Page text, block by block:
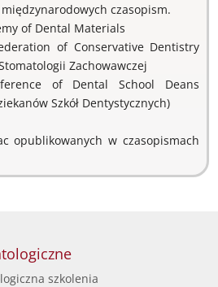
czasopism.
of Dental Materials
of Conservative Dentistry
Zachowawczej
of Dental School Deans
Szkół Dentystycznych)
opublikowanych w czasopismach
szkolenia